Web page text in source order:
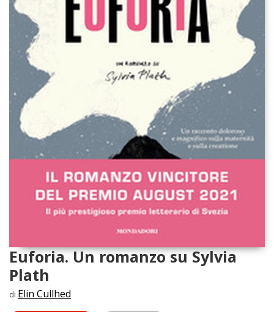
Euforia. Un romanzo su Sylvia
Plath
di Elin Cullhed